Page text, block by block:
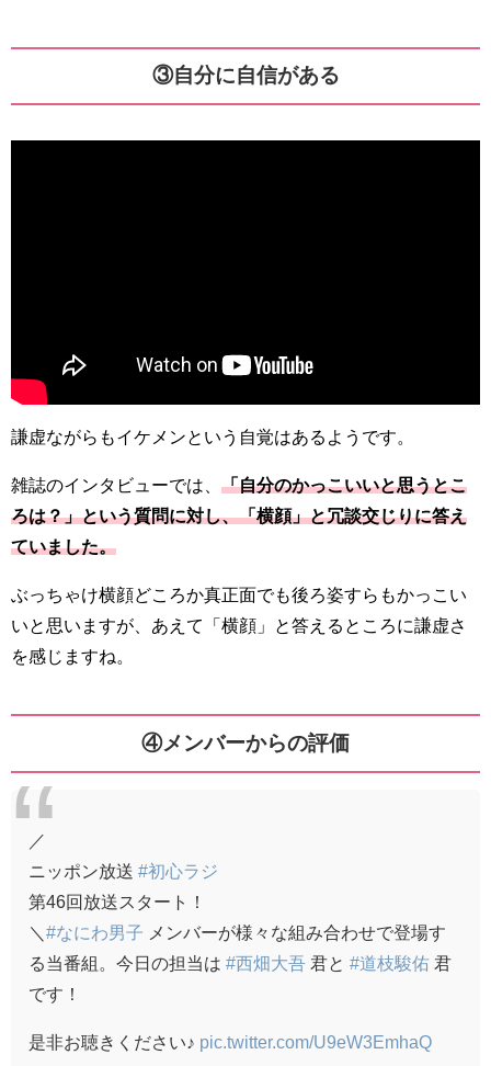
③自分に自信がある
謙虚ながらもイケメンという自覚はあるようです。
雑誌のインタビューでは、 「自分のかっこいいと思うとこ
ろは？」という質問に対し、「横顔」と冗談交じりに答え
ていました。
ぶっちゃけ横顔どころか真正面でも後ろ姿すらもかっこい
いと思いますが、あえて「横顔」と答えるところに謙虚さ
を感じますね。
④メンバーからの評価
／
ニッポン放送 #初心ラジ
第46回放送スタート！
＼ #なにわ男子 メンバーが様々な組み合わせで登場す
る当番組。今日の担当は #西畑大吾 君と #道枝駿佑 君
です！
是非お聴きください♪ pic.twitter.com/U9eW3EmhaQ